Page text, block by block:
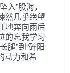
”股海，
然几乎绝望
地奔向雨后
的忘我学习
腿”到“碎阳
动力和希